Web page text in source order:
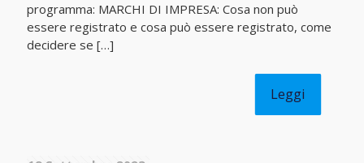
programma: MARCHI DI IMPRESA: Cosa non può
essere registrato e cosa può essere registrato, come
decidere se […]
Leggi